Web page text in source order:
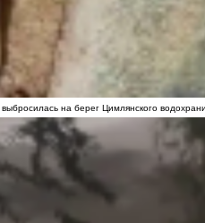
на берег Цимлянского